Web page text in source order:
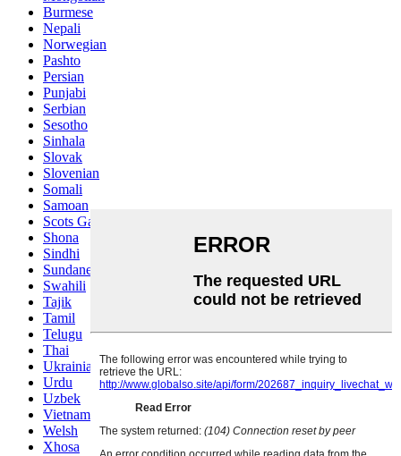
Burmese
Nepali
Norwegian
Pashto
Persian
Punjabi
Serbian
Sesotho
Sinhala
Slovak
Slovenian
Somali
Samoan
Scots Gaelic
Shona
Sindhi
Sundanese
Swahili
Tajik
Tamil
Telugu
Thai
Ukrainian
Urdu
Uzbek
Vietnamese
Welsh
Xhosa